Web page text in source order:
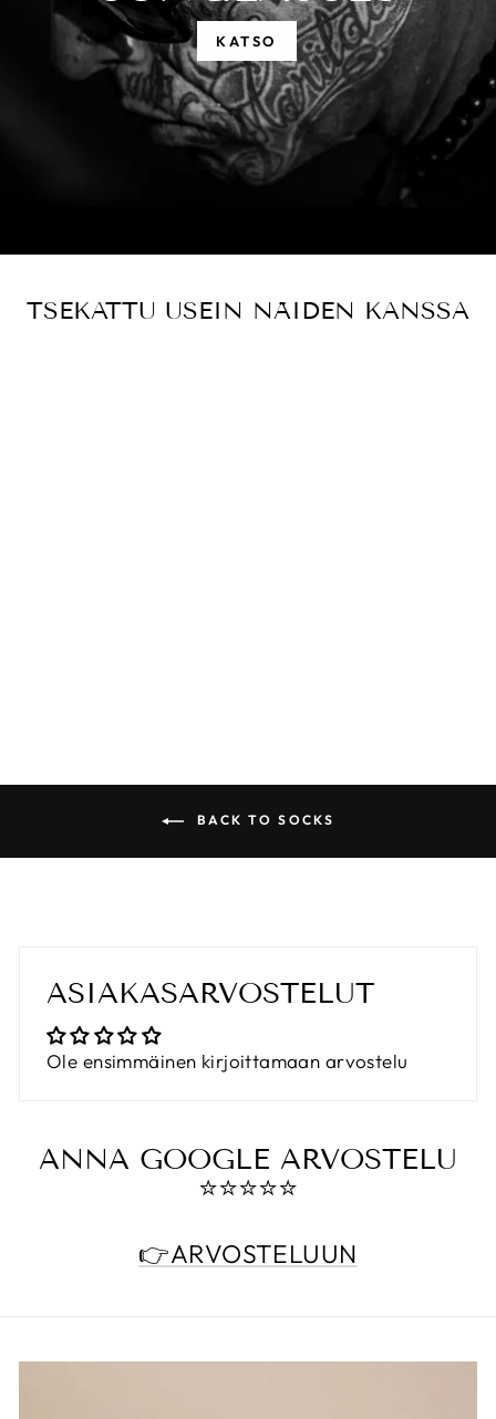
KATSO
TSEKATTU USEIN NÄIDEN KANSSA
BACK TO SOCKS
ASIAKASARVOSTELUT
Ole ensimmäinen kirjoittamaan arvostelu
ANNA GOOGLE ARVOSTELU
⭐️⭐️⭐️⭐️⭐️
👉ARVOSTELUUN